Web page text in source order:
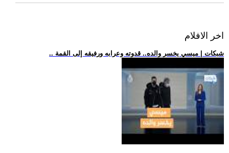
اخر الافلام
.. شبكات | ميسي يخسر والده.. قدوته وعرابه ورفيقه إلى القمة